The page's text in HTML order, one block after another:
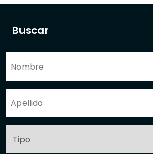
Buscar